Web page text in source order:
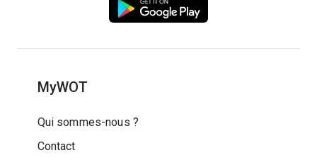
MyWOT
Qui sommes-nous ?
Contact